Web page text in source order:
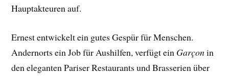
Hauptakteuren auf.
Ernest entwickelt ein gutes Gespür für Menschen.
Andernorts ein Job für Aushilfen, verfügt ein Garçonin
den eleganten Pariser Restaurants und Brasserien über